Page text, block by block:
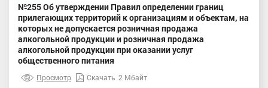
№255 Об утверждении Правил определении границ
прилегающих территорий к организациям и объектам, на
которых не допускается розничная продажа
алкогольной продукции и розничная продажа
алкогольной продукции при оказании услуг
общественного питания
Просмотр Скачать 2 Мбайт